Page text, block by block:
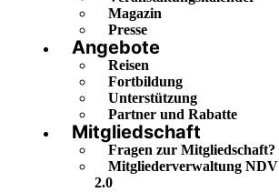
Magazin
Presse
Angebote
Reisen
Fortbildung
Unterstützung
Partner und Rabatte
Mitgliedschaft
Fragen zur Mitgliedschaft?
Mitgliederverwaltung NDV
2.0